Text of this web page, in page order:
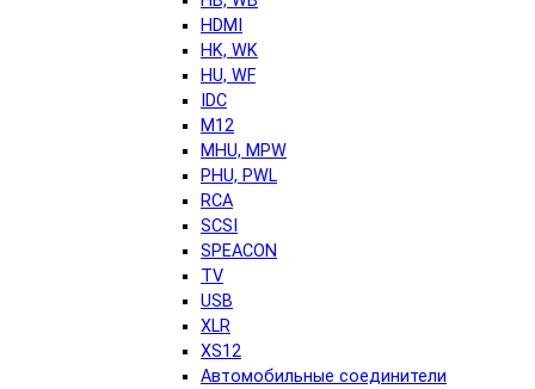
HDMI
HK, WK
HU, WF
IDC
M12
MHU, MPW
PHU, PWL
RCA
SCSI
SPEACON
TV
USB
XLR
XS12
Автомобильные соединители